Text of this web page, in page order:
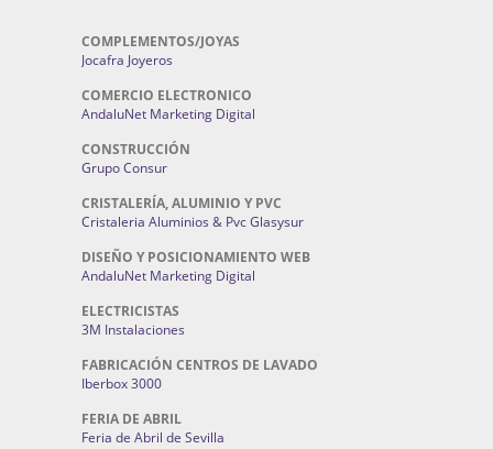
COMPLEMENTOS/JOYAS
Jocafra Joyeros
COMERCIO ELECTRONICO
AndaluNet Marketing Digital
CONSTRUCCIÓN
Grupo Consur
CRISTALERÍA, ALUMINIO Y PVC
Cristaleria Aluminios & Pvc Glasysur
DISEÑO Y POSICIONAMIENTO WEB
AndaluNet Marketing Digital
ELECTRICISTAS
3M Instalaciones
FABRICACIÓN CENTROS DE LAVADO
Iberbox 3000
FERIA DE ABRIL
Feria de Abril de Sevilla